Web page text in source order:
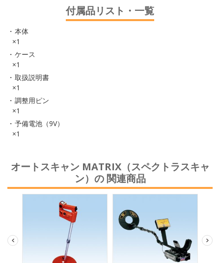
付属品リスト・一覧
本体
×1
ケース
×1
取扱説明書
×1
調整用ピン
×1
予備電池（9V）
×1
オートスキャン MATRIX（スペクトラスキャ
ン）の 関連商品